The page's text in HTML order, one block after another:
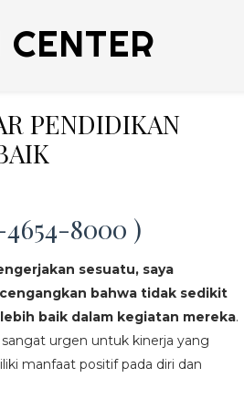
PENDIDIKAN
8000 )
sesuatu, saya
bahwa tidak sedikit
baik dalam kegiatan mereka.
urgen untuk kinerja yang
manfaat positif pada diri dan